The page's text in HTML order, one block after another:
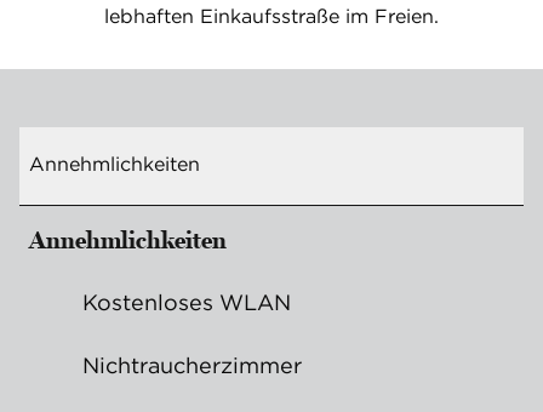
lebhaften Einkaufsstraße im Freien.
Annehmlichkeiten
Annehmlichkeiten
Kostenloses WLAN
Nichtraucher­zimmer